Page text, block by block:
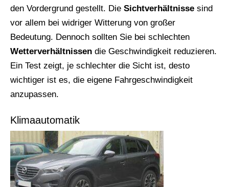
den Vordergrund gestellt. Die Sichtverhältnisse sind
vor allem bei widriger Witterung von großer
Bedeutung. Dennoch sollten Sie bei schlechten
Wetterverhältnissen die Geschwindigkeit reduzieren.
Ein Test zeigt, je schlechter die Sicht ist, desto
wichtiger ist es, die eigene Fahrgeschwindigkeit
anzupassen.
Klimaautomatik